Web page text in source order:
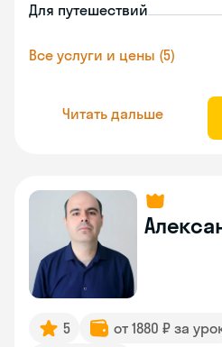
Для путешествий
Все услуги и цены (5)
Читать дальше
5 от 1880 ₽ за